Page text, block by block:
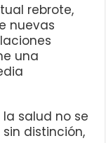
rebrote,
nuevas
una
salud no se
distinción,